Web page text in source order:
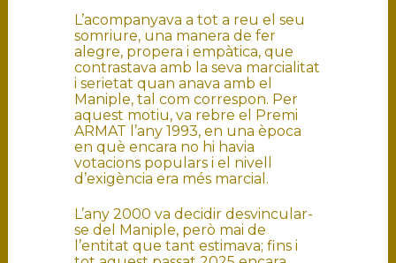
L’acompanyava a tot a reu el seu
somriure, una manera de fer
alegre, propera i empàtica, que
contrastava amb la seva marcialitat
i serietat quan anava amb el
Maniple, tal com correspon. Per
aquest motiu, va rebre el Premi
ARMAT l’any 1993, en una època
en què encara no hi havia
votacions populars i el nivell
d’exigència era més marcial.
L’any 2000 va decidir desvincular-
se del Maniple, però mai de
l’entitat que tant estimava; fins i